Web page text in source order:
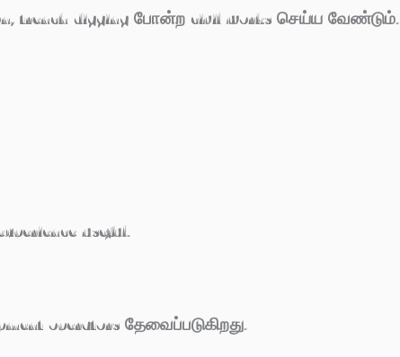
trench digging போன்ற civil works செய்ய வேண்டும்.
useful.
operators தேவைப்படுகிறது.